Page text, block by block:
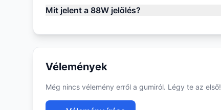
Mit jelent a 88W jelölés?
Vélemények
Még nincs vélemény erről a gumiról. Légy te az első!